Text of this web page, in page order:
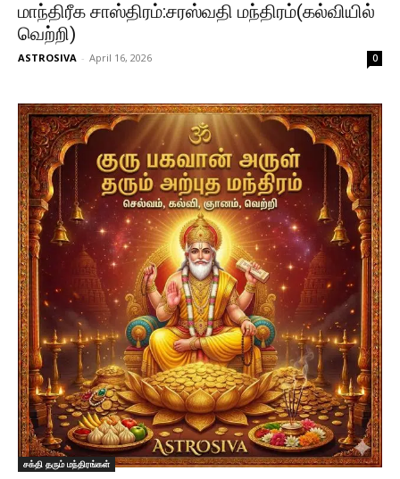
மாந்திரீக சாஸ்திரம்:சரஸ்வதி மந்திரம்(கல்வியில்
வெற்றி)
ASTROSIVA - April 16, 2026 0
சக்தி தரும் மந்திரங்கள்